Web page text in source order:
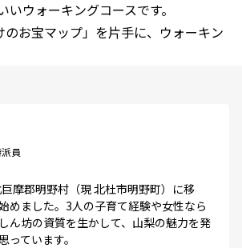
いウォーキングコースです。
のお宝マップ」を片手に、ウォーキン
員
摩郡明野村（現 北杜市明野町）に移
めました。3人の子育て経験や女性なら
ん坊の資質を生かして、山梨の魅力を発
っています。